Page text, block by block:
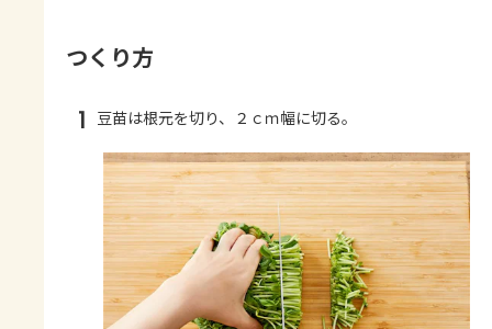
つくり方
1 豆苗は根元を切り、２ｃｍ幅に切る。